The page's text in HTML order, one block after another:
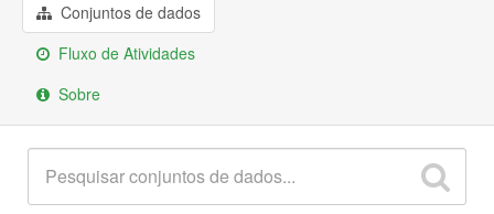
SobreConjuntos de dados
Fluxo de Atividades
Sobre